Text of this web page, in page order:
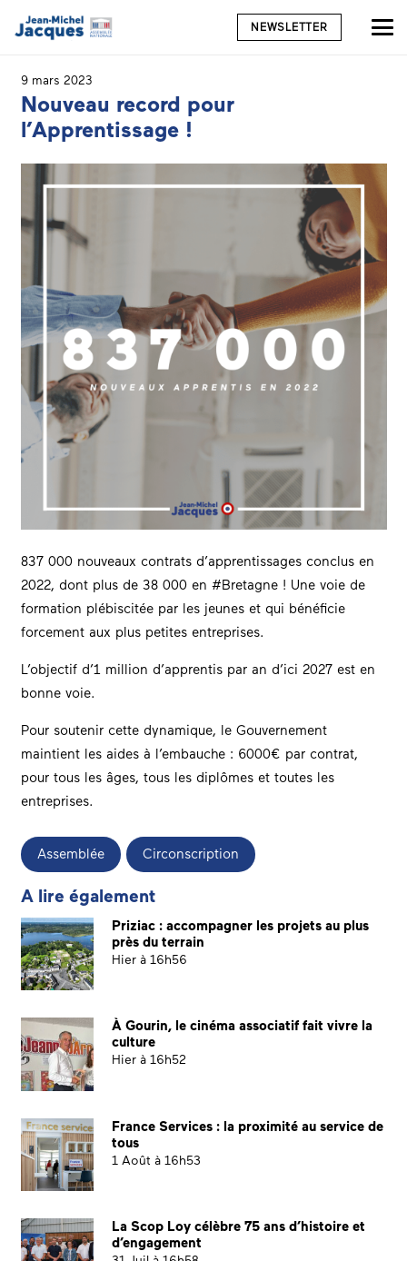
NEWSLETTER
9 mars 2023
Nouveau record pour
l’Apprentissage !
837 000 nouveaux contrats d’apprentissages conclus en
2022, dont plus de 38 000 en #Bretagne ! Une voie de
formation plébiscitée par les jeunes et qui bénéficie
forcement aux plus petites entreprises.
L’objectif d’1 million d’apprentis par an d’ici 2027 est en
bonne voie.
Pour soutenir cette dynamique, le Gouvernement
maintient les aides à l’embauche : 6000€ par contrat,
pour tous les âges, tous les diplômes et toutes les
entreprises.
Assemblée Circonscription
A lire également
Priziac : accompagner les projets au plus
près du terrain
Hier à 16h56
À Gourin, le cinéma associatif fait vivre la
culture
Hier à 16h52
France Services : la proximité au service de
tous
1 Août à 16h53
La Scop Loy célèbre 75 ans d’histoire et
d’engagement